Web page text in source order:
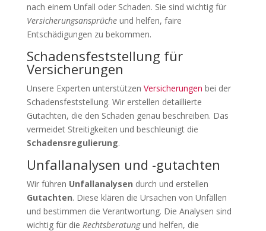
nach einem Unfall oder Schaden. Sie sind wichtig für
Versicherungsansprücheund helfen, faire
Entschädigungen zu bekommen.
Schadensfeststellung für
Versicherungen
Unsere Experten unterstützen Versicherungen bei der
Schadensfeststellung. Wir erstellen detaillierte
Gutachten, die den Schaden genau beschreiben. Das
vermeidet Streitigkeiten und beschleunigt die
Schadensregulierung.
Unfallanalysen und -gutachten
Wir führen Unfallanalysen durch und erstellen
Gutachten. Diese klären die Ursachen von Unfällen
und bestimmen die Verantwortung. Die Analysen sind
wichtig für die Rechtsberatungund helfen, die